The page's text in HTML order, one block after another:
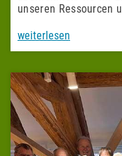
unseren Ressourcen
weiterlesen